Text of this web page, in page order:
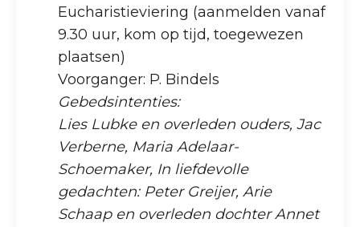
Eucharistieviering (aanmelden vanaf
9.30 uur, kom op tijd, toegewezen
plaatsen)
Voorganger: P. Bindels
Gebedsintenties:
Lies Lubke en overleden ouders, Jac
Verberne, Maria Adelaar-
Schoemaker, In liefdevolle
gedachten: Peter Greijer, Arie
Schaap en overleden dochter Annet